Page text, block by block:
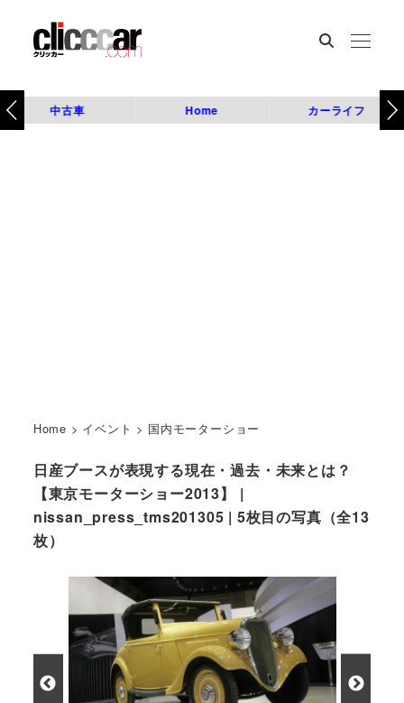
中古車 Home カーライフ
Home > イベント > 国内モーターショー
日産ブースが表現する現在・過去・未来とは？
【東京モーターショー2013】 |
nissan_press_tms201305 | 5枚目の写真（全13
枚）